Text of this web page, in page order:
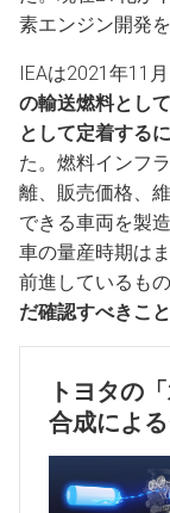
素エンジン開発
IEAは2021年11
の輸送燃料とし
として定着する
た。燃料インフ
離、販売価格、
できる車両を製
車の量産時期は
前進しているもの
だ確認すべきこ